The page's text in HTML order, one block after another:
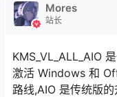
Mores
站长
KMS_VL_ALL_AIO
激活 Windows 和
路线,AIO 是传统版的